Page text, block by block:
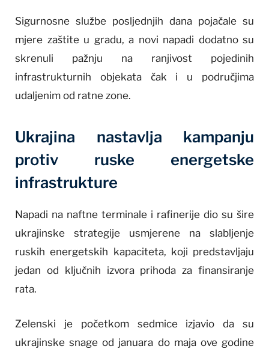
Sigurnosne službe posljednjih dana pojačale su
mjere zaštite u gradu, a novi napadi dodatno su
skrenuli pažnju na ranjivost pojedinih
infrastrukturnih objekata čak i u područjima
udaljenim od ratne zone.
Ukrajina nastavlja kampanju
protiv ruske energetske
infrastrukture
Napadi na naftne terminale i rafinerije dio su šire
ukrajinske strategije usmjerene na slabljenje
ruskih energetskih kapaciteta, koji predstavljaju
jedan od ključnih izvora prihoda za finansiranje
rata.
Zelenski je početkom sedmice izjavio da su
ukrajinske snage od januara do maja ove godine